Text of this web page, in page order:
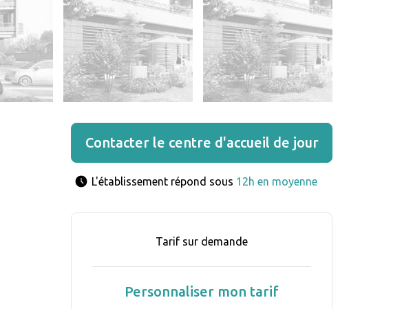
Contacter le centre d'accueil de jour
L'établissement répond sous 12h en moyenne
Tarif sur demande
Personnaliser mon tarif